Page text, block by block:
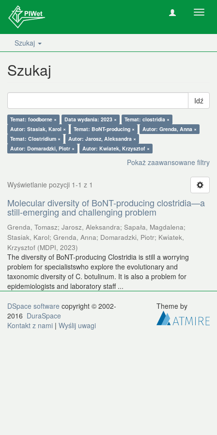
Szukaj
Szukaj
Idź
Temat: foodborne × Data wydania: 2023 ×
Temat: clostridia ×
Autor: Stasiak, Karol ×
Temat: BoNT-producing ×
Autor: Grenda, Anna ×
Temat: Clostridium ×
Autor: Jarosz, Aleksandra ×
Autor: Domaradzki, Piotr ×
Autor: Kwiatek, Krzysztof ×
Pokaż zaawansowane filtry
Wyświetlanie pozycji 1-1 z 1
Molecular diversity of BoNT-producing clostridia—a
still-emerging and challenging problem
Grenda, Tomasz; Jarosz, Aleksandra; Sapała, Magdalena;
Stasiak, Karol; Grenda, Anna; Domaradzki, Piotr; Kwiatek,
Krzysztof (MDPI, 2023)
The diversity of BoNT-producing Clostridia is still a worrying
problem for specialistswho explore the evolutionary and
taxonomic diversity of C. botulinum. It is also a problem for
epidemiologists and laboratory staff ...
DSpace software copyright © 2002-
2016 DuraSpace
Kontakt z nami | Wyślij uwagi
Theme by